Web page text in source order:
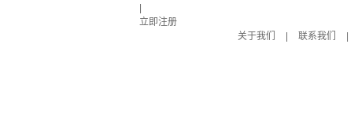
立即注册
关于我们
联系我们